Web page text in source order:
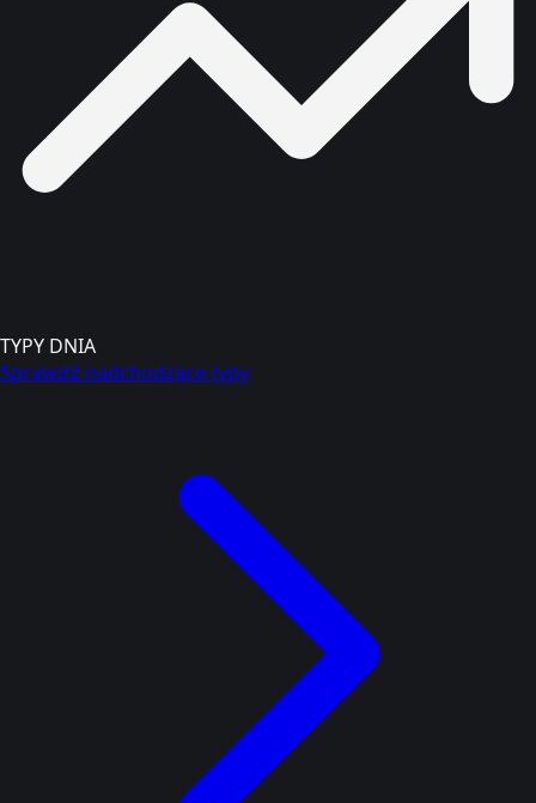
TYPY DNIA
Sprawdź nadchodzące typy